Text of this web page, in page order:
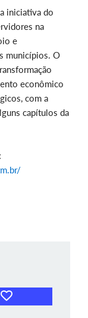
iniciativa do
na
e
municípios. O
econômico
com a
capítulos da